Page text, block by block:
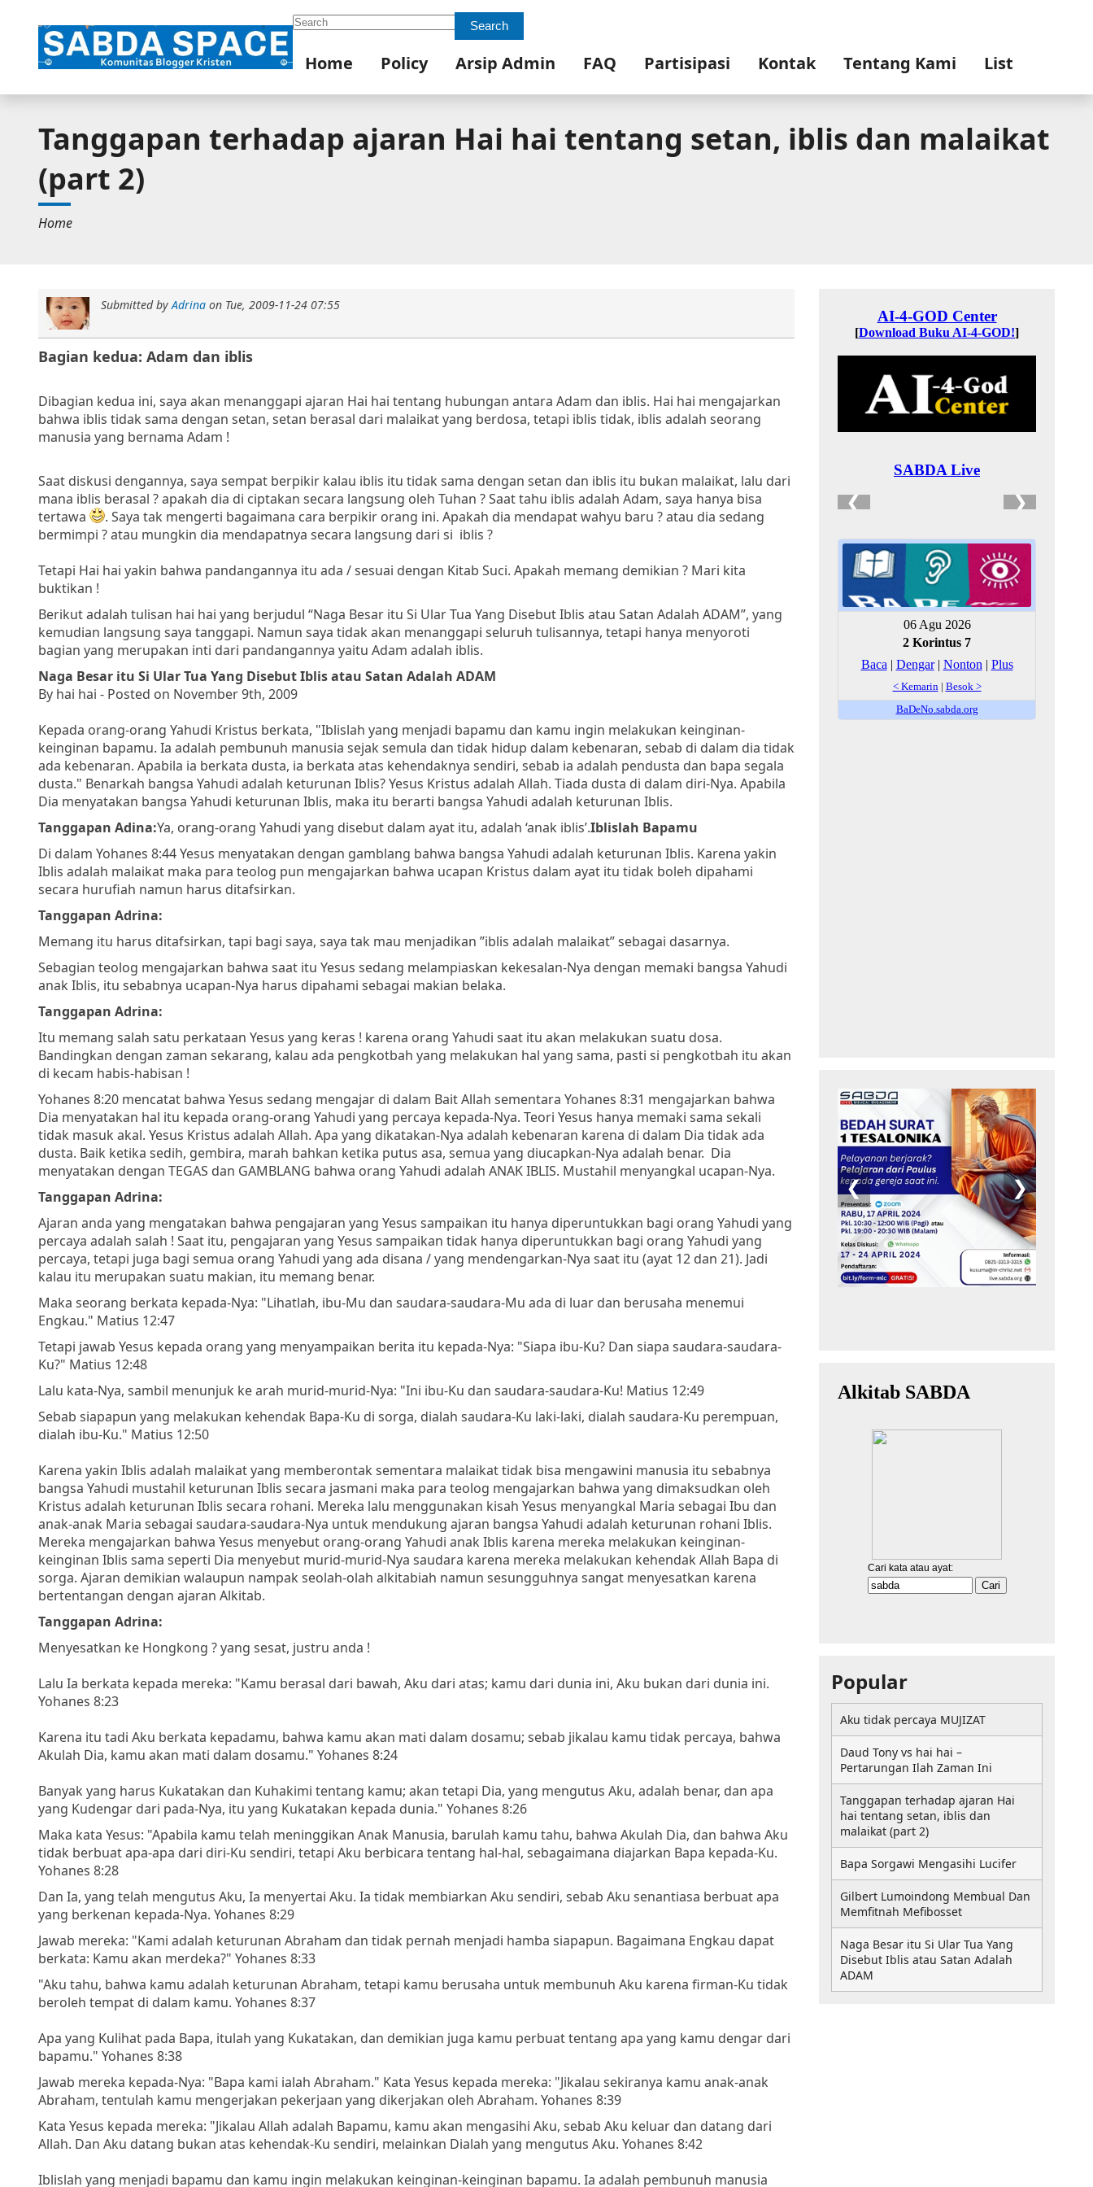
Search Search
Home Policy Arsip Admin FAQ Partisipasi Kontak Tentang Kami List
Tanggapan terhadap ajaran Hai hai tentang setan, iblis dan malaikat
(part 2)
Home
Submitted byAdrina on Tue, 2009-11-24 07:55
Bagian kedua: Adam dan iblis
Dibagian kedua ini, saya akan menanggapi ajaran Hai hai tentang hubungan antara Adam dan iblis. Hai hai mengajarkan
bahwa iblis tidak sama dengan setan, setan berasal dari malaikat yang berdosa, tetapi iblis tidak, iblis adalah seorang
manusia yang bernama Adam !
Saat diskusi dengannya, saya sempat berpikir kalau iblis itu tidak sama dengan setan dan iblis itu bukan malaikat, lalu dari
mana iblis berasal ? apakah dia di ciptakan secara langsung oleh Tuhan ? Saat tahu iblis adalah Adam, saya hanya bisa
tertawa
. Saya tak mengerti bagaimana cara berpikir orang ini. Apakah dia mendapat wahyu baru ? atau dia sedang
bermimpi ? atau mungkin dia mendapatnya secara langsung dari si iblis ?
Tetapi Hai hai yakin bahwa pandangannya itu ada / sesuai dengan Kitab Suci. Apakah memang demikian ? Mari kita
buktikan !
Berikut adalah tulisan hai hai yang berjudul “Naga Besar itu Si Ular Tua Yang Disebut Iblis atau Satan Adalah ADAM”, yang
kemudian langsung saya tanggapi. Namun saya tidak akan menanggapi seluruh tulisannya, tetapi hanya menyoroti
bagian yang merupakan inti dari pandangannya yaitu Adam adalah iblis.
Naga Besar itu Si Ular Tua Yang Disebut Iblis atau Satan Adalah ADAM
By hai hai - Posted on November 9th, 2009
Kepada orang-orang Yahudi Kristus berkata, "Iblislah yang menjadi bapamu dan kamu ingin melakukan keinginan-
keinginan bapamu. Ia adalah pembunuh manusia sejak semula dan tidak hidup dalam kebenaran, sebab di dalam dia tidak
ada kebenaran. Apabila ia berkata dusta, ia berkata atas kehendaknya sendiri, sebab ia adalah pendusta dan bapa segala
dusta." Benarkah bangsa Yahudi adalah keturunan Iblis? Yesus Kristus adalah Allah. Tiada dusta di dalam diri-Nya. Apabila
Dia menyatakan bangsa Yahudi keturunan Iblis, maka itu berarti bangsa Yahudi adalah keturunan Iblis.
Tanggapan Adina:Ya, orang-orang Yahudi yang disebut dalam ayat itu, adalah ‘anak iblis’.Iblislah Bapamu
Di dalam Yohanes 8:44 Yesus menyatakan dengan gamblang bahwa bangsa Yahudi adalah keturunan Iblis. Karena yakin
Iblis adalah malaikat maka para teolog pun mengajarkan bahwa ucapan Kristus dalam ayat itu tidak boleh dipahami
secara hurufiah namun harus ditafsirkan.
Tanggapan Adrina:
Memang itu harus ditafsirkan, tapi bagi saya, saya tak mau menjadikan ”iblis adalah malaikat” sebagai dasarnya.
Sebagian teolog mengajarkan bahwa saat itu Yesus sedang melampiaskan kekesalan-Nya dengan memaki bangsa Yahudi
anak Iblis, itu sebabnya ucapan-Nya harus dipahami sebagai makian belaka.
Tanggapan Adrina:
Itu memang salah satu perkataan Yesus yang keras ! karena orang Yahudi saat itu akan melakukan suatu dosa.
Bandingkan dengan zaman sekarang, kalau ada pengkotbah yang melakukan hal yang sama, pasti si pengkotbah itu akan
di kecam habis-habisan !
Yohanes 8:20 mencatat bahwa Yesus sedang mengajar di dalam Bait Allah sementara Yohanes 8:31 mengajarkan bahwa
Dia menyatakan hal itu kepada orang-orang Yahudi yang percaya kepada-Nya. Teori Yesus hanya memaki sama sekali
tidak masuk akal. Yesus Kristus adalah Allah. Apa yang dikatakan-Nya adalah kebenaran karena di dalam Dia tidak ada
dusta. Baik ketika sedih, gembira, marah bahkan ketika putus asa, semua yang diucapkan-Nya adalah benar. Dia
menyatakan dengan TEGAS dan GAMBLANG bahwa orang Yahudi adalah ANAK IBLIS. Mustahil menyangkal ucapan-Nya.
Tanggapan Adrina:
Ajaran anda yang mengatakan bahwa pengajaran yang Yesus sampaikan itu hanya diperuntukkan bagi orang Yahudi yang
percaya adalah salah ! Saat itu, pengajaran yang Yesus sampaikan tidak hanya diperuntukkan bagi orang Yahudi yang
percaya, tetapi juga bagi semua orang Yahudi yang ada disana / yang mendengarkan-Nya saat itu (ayat 12 dan 21). Jadi
kalau itu merupakan suatu makian, itu memang benar.
Maka seorang berkata kepada-Nya: "Lihatlah, ibu-Mu dan saudara-saudara-Mu ada di luar dan berusaha menemui
Engkau." Matius 12:47
Tetapi jawab Yesus kepada orang yang menyampaikan berita itu kepada-Nya: "Siapa ibu-Ku? Dan siapa saudara-saudara-
Ku?" Matius 12:48
Lalu kata-Nya, sambil menunjuk ke arah murid-murid-Nya: "Ini ibu-Ku dan saudara-saudara-Ku! Matius 12:49
Sebab siapapun yang melakukan kehendak Bapa-Ku di sorga, dialah saudara-Ku laki-laki, dialah saudara-Ku perempuan,
dialah ibu-Ku." Matius 12:50
Karena yakin Iblis adalah malaikat yang memberontak sementara malaikat tidak bisa mengawini manusia itu sebabnya
bangsa Yahudi mustahil keturunan Iblis secara jasmani maka para teolog mengajarkan bahwa yang dimaksudkan oleh
Kristus adalah keturunan Iblis secara rohani. Mereka lalu menggunakan kisah Yesus menyangkal Maria sebagai Ibu dan
anak-anak Maria sebagai saudara-saudara-Nya untuk mendukung ajaran bangsa Yahudi adalah keturunan rohani Iblis.
Mereka mengajarkan bahwa Yesus menyebut orang-orang Yahudi anak Iblis karena mereka melakukan keinginan-
keinginan Iblis sama seperti Dia menyebut murid-murid-Nya saudara karena mereka melakukan kehendak Allah Bapa di
sorga. Ajaran demikian walaupun nampak seolah-olah alkitabiah namun sesungguhnya sangat menyesatkan karena
bertentangan dengan ajaran Alkitab.
Tanggapan Adrina:
Menyesatkan ke Hongkong ? yang sesat, justru anda !
Lalu Ia berkata kepada mereka: "Kamu berasal dari bawah, Aku dari atas; kamu dari dunia ini, Aku bukan dari dunia ini.
Yohanes 8:23
Karena itu tadi Aku berkata kepadamu, bahwa kamu akan mati dalam dosamu; sebab jikalau kamu tidak percaya, bahwa
Akulah Dia, kamu akan mati dalam dosamu." Yohanes 8:24
Banyak yang harus Kukatakan dan Kuhakimi tentang kamu; akan tetapi Dia, yang mengutus Aku, adalah benar, dan apa
yang Kudengar dari pada-Nya, itu yang Kukatakan kepada dunia." Yohanes 8:26
Maka kata Yesus: "Apabila kamu telah meninggikan Anak Manusia, barulah kamu tahu, bahwa Akulah Dia, dan bahwa Aku
tidak berbuat apa-apa dari diri-Ku sendiri, tetapi Aku berbicara tentang hal-hal, sebagaimana diajarkan Bapa kepada-Ku.
Yohanes 8:28
Dan Ia, yang telah mengutus Aku, Ia menyertai Aku. Ia tidak membiarkan Aku sendiri, sebab Aku senantiasa berbuat apa
yang berkenan kepada-Nya. Yohanes 8:29
Jawab mereka: "Kami adalah keturunan Abraham dan tidak pernah menjadi hamba siapapun. Bagaimana Engkau dapat
berkata: Kamu akan merdeka?" Yohanes 8:33
"Aku tahu, bahwa kamu adalah keturunan Abraham, tetapi kamu berusaha untuk membunuh Aku karena firman-Ku tidak
beroleh tempat di dalam kamu. Yohanes 8:37
Apa yang Kulihat pada Bapa, itulah yang Kukatakan, dan demikian juga kamu perbuat tentang apa yang kamu dengar dari
bapamu." Yohanes 8:38
Jawab mereka kepada-Nya: "Bapa kami ialah Abraham." Kata Yesus kepada mereka: "Jikalau sekiranya kamu anak-anak
Abraham, tentulah kamu mengerjakan pekerjaan yang dikerjakan oleh Abraham. Yohanes 8:39
Kata Yesus kepada mereka: "Jikalau Allah adalah Bapamu, kamu akan mengasihi Aku, sebab Aku keluar dan datang dari
Allah. Dan Aku datang bukan atas kehendak-Ku sendiri, melainkan Dialah yang mengutus Aku. Yohanes 8:42
Iblislah yang menjadi bapamu dan kamu ingin melakukan keinginan-keinginan bapamu. Ia adalah pembunuh manusia
Popular
Aku tidak percaya MUJIZAT
Daud Tony vs hai hai –
Pertarungan Ilah Zaman Ini
Tanggapan terhadap ajaran Hai
hai tentang setan, iblis dan
malaikat (part 2)
Bapa Sorgawi Mengasihi Lucifer
Gilbert Lumoindong Membual Dan
Memfitnah Mefibosset
Naga Besar itu Si Ular Tua Yang
Disebut Iblis atau Satan Adalah
ADAM